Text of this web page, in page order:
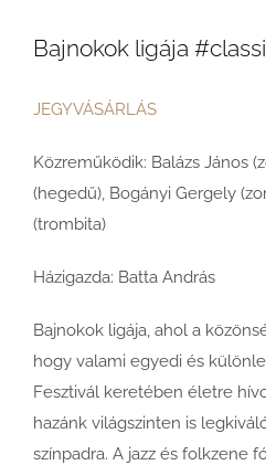
Bajnokok ligája
JEGYVÁSÁRLÁS
Közreműködik: Balázs János
(hegedű), Bogányi Gergely
(trombita)
Házigazda: Batta András
Bajnokok ligája, ahol a
hogy valami egyedi és
Fesztivál keretében életre
hazánk világszinten is
színpadra. A jazz és folkzene